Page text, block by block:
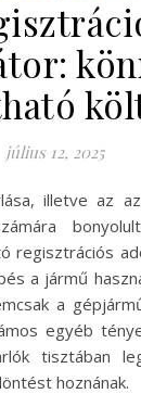
július 12, 2025
regisztrációs
a jármű
a
egyéb
tisztában
hoznának.